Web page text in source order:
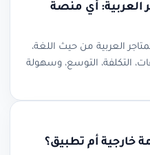
العربية: أي منصة
العربية من حيث اللغة،
التكلفة، التوسع، وسهولة
أم تطبيق؟